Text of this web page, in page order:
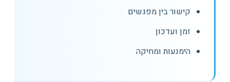
קישור בין מפגשים
זמן ועדכון
הימנעות ומחיקה